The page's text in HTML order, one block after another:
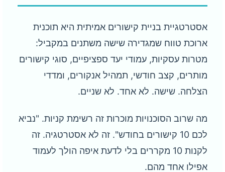
אסטרטגיית בניית קישורים אמיתית היא תוכנית
ארוכת טווח שמגדירה שישה משתנים במקביל:
מטרות עסקיות, עמודי יעד ספציפיים, סוגי קישורים
מותרים, קצב חודשי, תמהיל אנקורים, ומדדי
הצלחה. שישה. לא אחד. לא שניים.
מה שרוב הסוכנויות מוכרות זה רשימת קניות. "נביא
לכם 10 קישורים בחודש". זה לא אסטרטגיה. זה
לקנות 10 מקררים בלי לדעת איפה הולך לעמוד
אפילו אחד מהם.